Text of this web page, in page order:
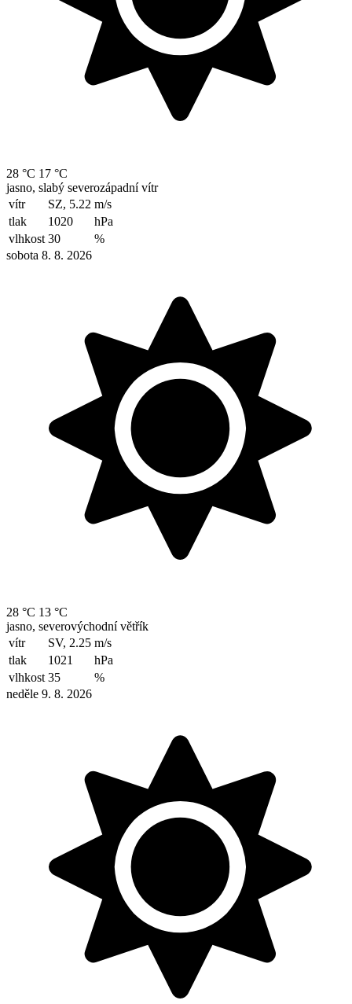
28 °C 17 °C
jasno, slabý severozápadní vítr
vítr
SZ, 5.22 m/s
tlak
1020
hPa
vlhkost 30
%
sobota 8. 8. 2026
28 °C 13 °C
jasno, severovýchodní větřík
vítr
SV, 2.25 m/s
tlak
1021
hPa
vlhkost 35
%
neděle 9. 8. 2026